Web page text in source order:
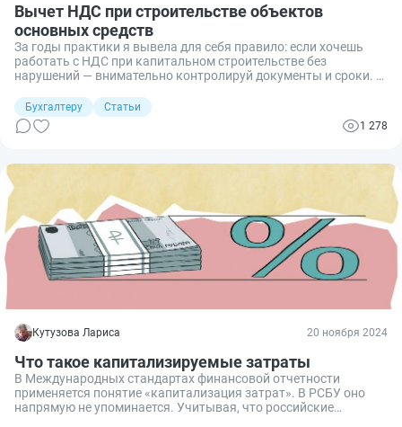
Вычет НДС при строительстве объектов
основных средств
За годы практики я вывела для себя правило: если хочешь
работать с НДС при капитальном строительстве без
нарушений — внимательно контролируй документы и сроки. Я
того, что бухгалтер пропускал квартальный срок вычета,
ожидая итогового акта. Расскажу подробно про условия НДС-
вычета, сроки и бухгалтерские проводки, чтобы вы могли
Бухгалтеру
Статьи
1 278
Кутузова Лариса 20 ноября 2024
Что такое капитализируемые затраты
В Международных стандартах финансовой отчетности
применяется понятие «капитализация затрат». В РСБУ оно
напрямую не упоминается. Учитывая, что российские